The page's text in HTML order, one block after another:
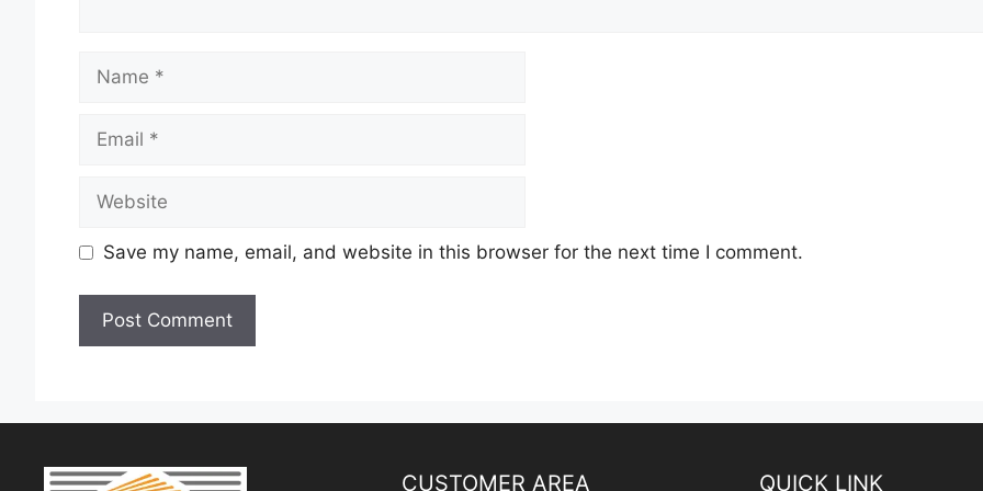
Name
Email
Website
Save my name, email, and website in this browser for the next time I comment.
CUSTOMER AREA QUICK LINK